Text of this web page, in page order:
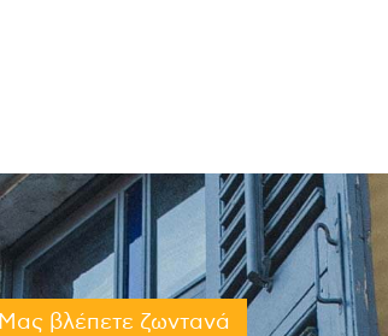
Μας βλέπετε ζωντανά